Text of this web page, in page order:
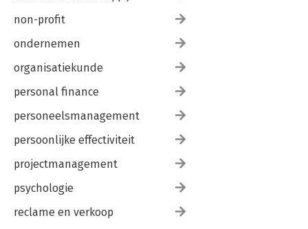
non-profit
ondernemen
organisatiekunde
personal finance
personeelsmanagement
persoonlijke effectiviteit
projectmanagement
psychologie
reclame en verkoop